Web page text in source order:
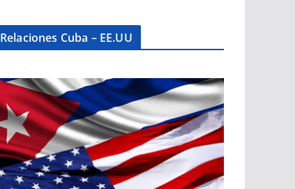
Relaciones Cuba – EE.UU